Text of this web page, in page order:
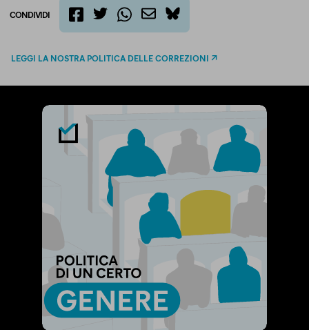
CONDIVIDI
bluesky
LEGGI LA NOSTRA POLITICA DELLE CORREZIONI